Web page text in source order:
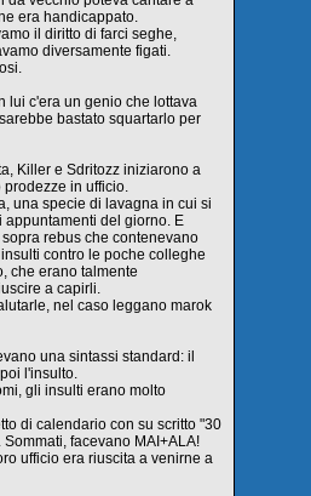
era handicappato.
il diritto di farci seghe,
diversamente figati.
lui c'era un genio che lottava
bastato squartarlo per
Killer e Sdritozz iniziarono a
in ufficio.
una specie di lavagna in cui si
del giorno. E
rebus che contenevano
contro le poche colleghe
che erano talmente
a capirli.
nel caso leggano marok
una sintassi standard: il
l'insulto.
gli insulti erano molto
di calendario con su scritto "30
facevano MAI+ALA!
ufficio era riuscita a venirne a